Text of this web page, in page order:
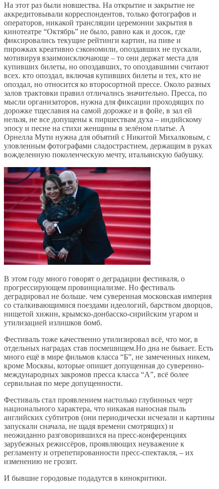
На этот раз были новшества. На открытие и закрытие не
аккредитовывали корреспондентов, только фотографов и
операторов, никакой трансляции церемонии закрытия в
кинотеатре “Октябрь” не было, равно как и досок, где
фиксировались текущие рейтинги картин, на пиве и
пирожках креативно сэкономили, опоздавших не пускали,
мотивируя взаимоисключающе – то они держат места для
купивших билеты, но опоздавших, то опоздавшими считают
всех. кто опоздал, включая купивших билеты и тех, кто не
опоздал, но относится ко второсортной прессе. Около разных
залов трактовки правил отличались значительно. Пресса, по
мысли организаторов, нужна для фиксации проходящих по
дорожке тщеславия на самой дорожке и в фойе, в зал ей
нельзя, не все допущены к пиршествам духа – индийскому
эпосу и песне на стихи женщины в зелёном платье. А
Орнелла Мути нужна для объятий с Никитой Михалковым, с
уловленным фотографами сладострастием, держащим в руках
вожделенную поколенческую мечту, итальянскую бабушку.
В этом году много говорят о деградации фестиваля, о
прогрессирующем провинциализме. Но фестиваль
деградировал не больше. чем суверенная московская империя
со сталкивающимися поездами идеологий, барством дворцов,
нищетой хижин, крымско-донбасско-сирийским угаром и
утилизацией излишков бомб.
Фестиваль тоже качественно утилизировал всё, что мог, в
отдельных наградах став посмешищем.Но дна не бывает. Есть
много ещё в мире фильмов класса “Б”, не замеченных никем,
кроме Москвы, которые опишет допущенная до суверенно-
международных закромов пресса класса “А”, всё более
сервильная по мере допущенности.
Фестиваль стал проявлением настолько глубинных черт
национального характера, что никакая наносная пыль
английских субтитров (они периодически исчезали и картины
запускали сначала, не щадя времени смотрящих) и
неожиданно разговорившихся на пресс-конференциях
зарубежных режиссёров, проявляющих неуважение к
регламенту и отрепетированности пресс-спектакля, – их
изменению не грозит.
И бывшие городовые подадутся в кинокритики.